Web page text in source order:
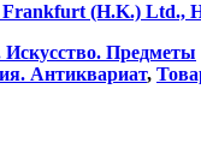
Frankfurt (H.K.) Ltd.,
Искусство. Предметы
Антиквариат,